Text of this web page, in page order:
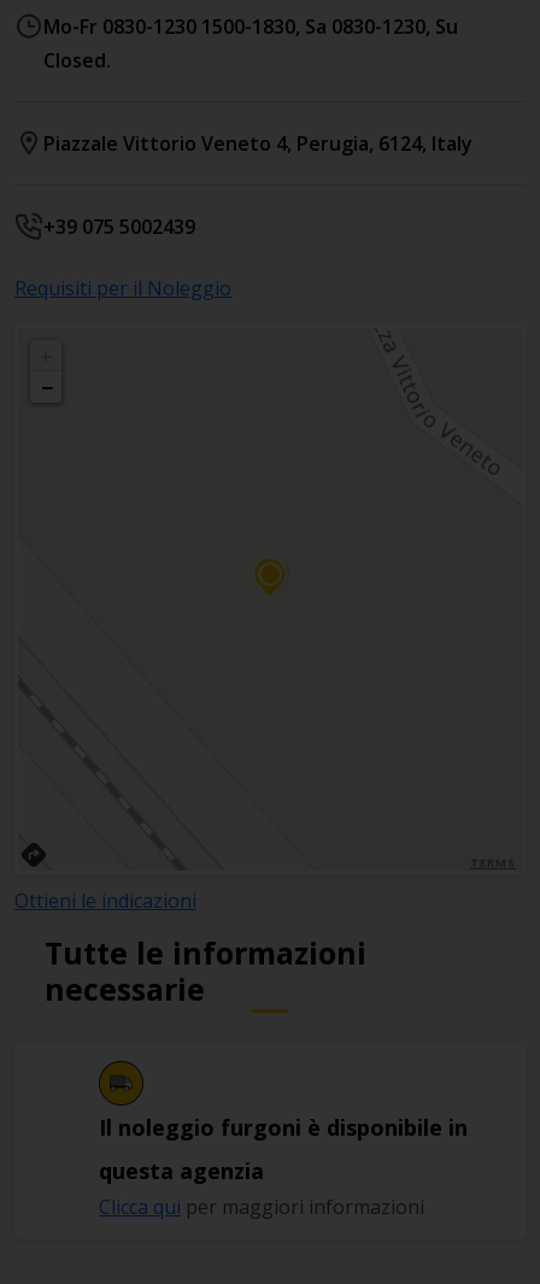
Mo-Fr 0830-1230 1500-1830, Sa 0830-1230, Su
Closed.
Piazzale Vittorio Veneto 4, Perugia, 6124, Italy
+39 075 5002439
Requisiti per il Noleggio
−
Ottieni le indicazioni
Tutte le informazioni
necessarie
Il noleggio furgoni è disponibile in
questa agenzia
Clicca qui per maggiori informazioni